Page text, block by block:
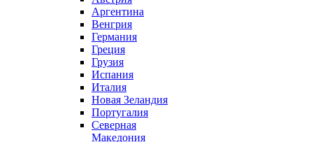
Аргентина
Венгрия
Германия
Греция
Грузия
Испания
Италия
Новая Зеландия
Португалия
Северная
Македония